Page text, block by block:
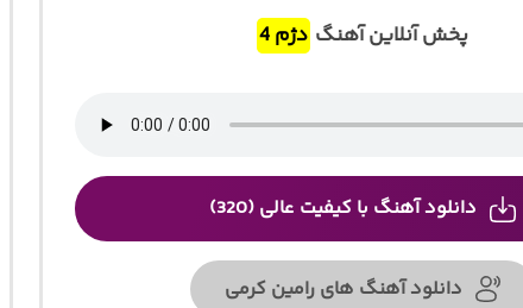
پخش آنلاین آهنگ دژم 4
دانلود آهنگ با کیفیت عالی (320)
دانلود آهنگ های رامین کرمی